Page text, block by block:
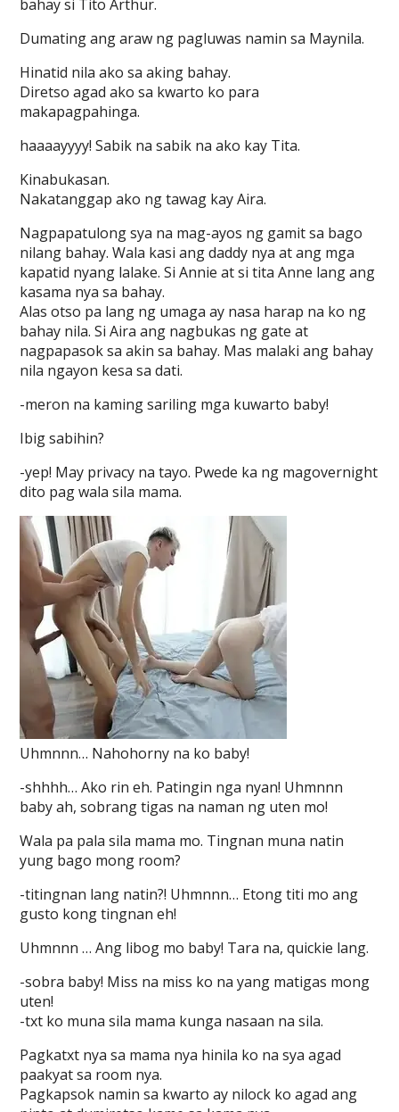
bahay si Tito Arthur.
Dumating ang araw ng pagluwas namin sa Maynila.
Hinatid nila ako sa aking bahay.
Diretso agad ako sa kwarto ko para
makapagpahinga.
haaaayyyy! Sabik na sabik na ako kay Tita.
Kinabukasan.
Nakatanggap ako ng tawag kay Aira.
Nagpapatulong sya na mag-ayos ng gamit sa bago
nilang bahay. Wala kasi ang daddy nya at ang mga
kapatid nyang lalake. Si Annie at si tita Anne lang ang
kasama nya sa bahay.
Alas otso pa lang ng umaga ay nasa harap na ko ng
bahay nila. Si Aira ang nagbukas ng gate at
nagpapasok sa akin sa bahay. Mas malaki ang bahay
nila ngayon kesa sa dati.
-meron na kaming sariling mga kuwarto baby!
Ibig sabihin?
-yep! May privacy na tayo. Pwede ka ng magovernight
dito pag wala sila mama.
Uhmnnn… Nahohorny na ko baby!
-shhhh… Ako rin eh. Patingin nga nyan! Uhmnnn
baby ah, sobrang tigas na naman ng uten mo!
Wala pa pala sila mama mo. Tingnan muna natin
yung bago mong room?
-titingnan lang natin?! Uhmnnn… Etong titi mo ang
gusto kong tingnan eh!
Uhmnnn … Ang libog mo baby! Tara na, quickie lang.
-sobra baby! Miss na miss ko na yang matigas mong
uten!
-txt ko muna sila mama kunga nasaan na sila.
Pagkatxt nya sa mama nya hinila ko na sya agad
paakyat sa room nya.
Pagkapsok namin sa kwarto ay nilock ko agad ang